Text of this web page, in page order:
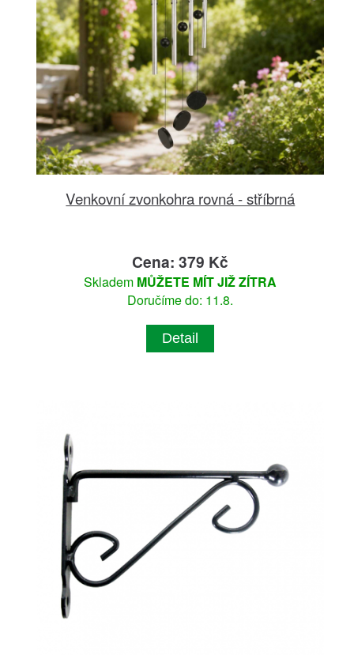
Venkovní zvonkohra rovná - stříbrná
Cena: 379 Kč
Skladem MŮŽETE MÍT JIŽ ZÍTRA
Doručíme do: 11.8.
Detail